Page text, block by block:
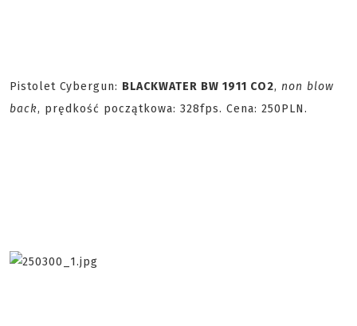
Pistolet Cybergun: BLACKWATER BW 1911 CO2, non blow
back, prędkość początkowa: 328fps. Cena: 250PLN.